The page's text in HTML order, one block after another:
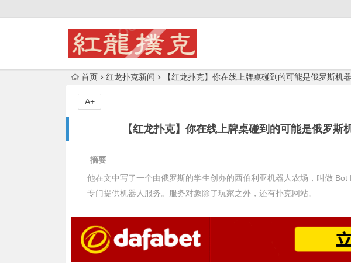
首页 红龙扑克新闻 【红龙扑克】你在线上牌桌碰到的可能是俄罗斯机
【红龙扑克】你在线上牌桌碰到的可能是俄罗斯
A+
摘要
他在文中写了一个由俄罗斯的学生创办的西伯利亚机器人农场，叫做
专门提供机器人服务。服务对象除了玩家之外，还有扑克网站。